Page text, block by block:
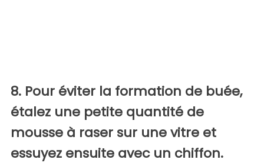
8. Pour éviter la formation de buée,
étalez une petite quantité de
mousse à raser sur une vitre et
essuyez ensuite avec un chiffon.